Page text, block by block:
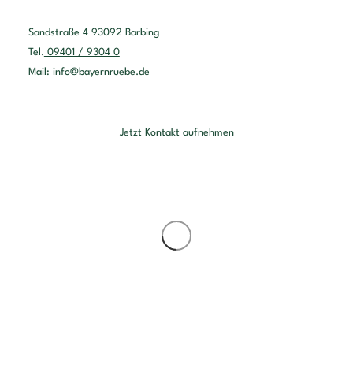
Sandstraße 4 93092 Barbing
Tel. 09401 / 9304 0
Mail: info@bayernruebe.de
Jetzt Kontakt aufnehmen